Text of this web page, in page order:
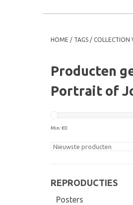
HOME / TAGS / COLLECTION
Producten
Portrait of
Min: €0
REPRODUCTIES
Posters